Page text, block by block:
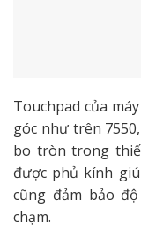
Touchpad của
góc như trên
bo tròn trong
được phủ kính
cũng đảm bảo
chạm.